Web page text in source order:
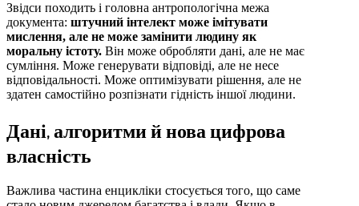
Звідси походить і головна антропологічна межа
документа: штучний інтелект може імітувати
мислення, але не може замінити людину як
моральну істоту. Він може обробляти дані, але не має
сумління. Може генерувати відповіді, але не несе
відповідальності. Може оптимізувати рішення, але не
здатен самостійно розпізнати гідність іншої людини.
Дані, алгоритми й нова цифрова
власність
Важлива частина енцикліки стосується того, що саме